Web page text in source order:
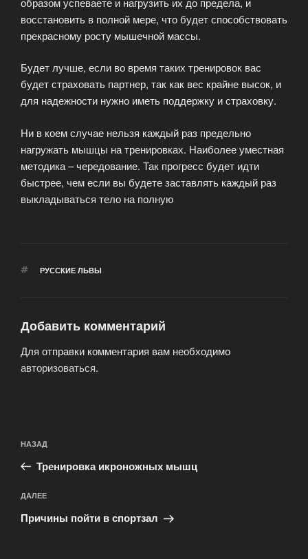
восстановить в полной мере, что будет способствовать
прекрасному росту мышечной массы.
Будет лучше, если во время таких тренировок вас
будет страховать партнер, так как вес крайне высок, и
для надежности нужно иметь поддержку и страховку.
Ни в коем случае нельзя каждый раз предельно
нагружать мышцы на тренировках. Наиболее уместная
методика – чередование. Так прогресс будет идти
быстрее, чем если вы будете заставлять каждый раз
выкладываться тело на полную
МЕТКИ
РУССКИЕ ЛЬВЫ
Добавить комментарий
Для отправки комментария вам необходимо
авторизоваться.
по
записям
Предыдущая
запись:
НАЗАД
Тренировка икроножных мышц
Следующая
запись
ДАЛЕЕ
Причины пойти в спортзал